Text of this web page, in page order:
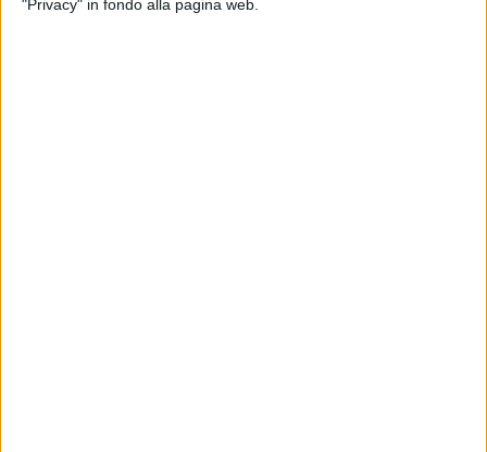
"Privacy" in fondo alla pagina web.
dell' Officina San Domenico, in via Sant'Angelo dei Meli, 32.